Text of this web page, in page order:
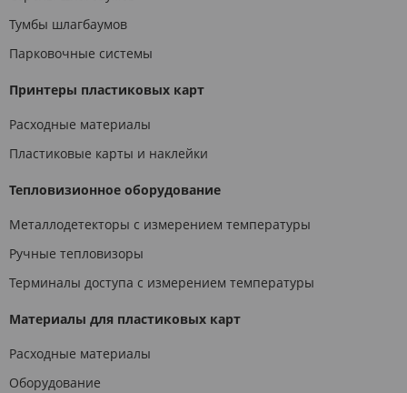
Тумбы шлагбаумов
Парковочные системы
Принтеры пластиковых карт
Расходные материалы
Пластиковые карты и наклейки
Тепловизионное оборудование
Металлодетекторы с измерением температуры
Ручные тепловизоры
Терминалы доступа с измерением температуры
Материалы для пластиковых карт
Расходные материалы
Оборудование